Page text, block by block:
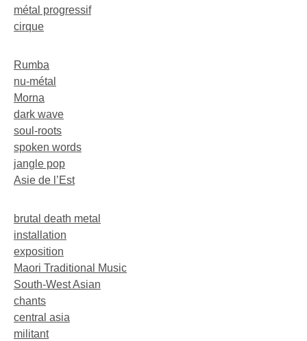
métal progressif
cirque
Rumba
nu-métal
Morna
dark wave
soul-roots
spoken words
jangle pop
Asie de l’Est
brutal death metal
installation
exposition
Maori Traditional Music
South-West Asian
chants
central asia
militant